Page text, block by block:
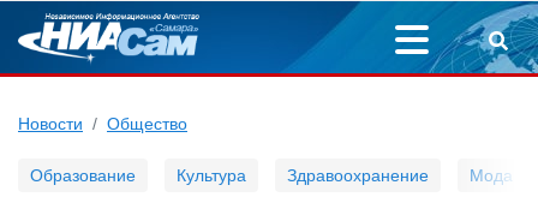
Новости Общество
Образование Культура Здравоохранение Мода